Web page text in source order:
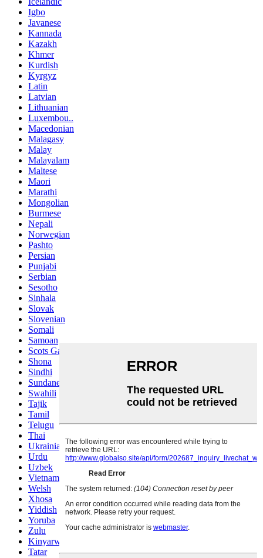
Igbo
Javanese
Kannada
Kazakh
Khmer
Kurdish
Kyrgyz
Latin
Latvian
Lithuanian
Luxembou..
Macedonian
Malagasy
Malay
Malayalam
Maltese
Maori
Marathi
Mongolian
Burmese
Nepali
Norwegian
Pashto
Persian
Punjabi
Serbian
Sesotho
Sinhala
Slovak
Slovenian
Somali
Samoan
Scots Gaelic
Shona
Sindhi
Sundanese
Swahili
Tajik
Tamil
Telugu
Thai
Ukrainian
Urdu
Uzbek
Vietnamese
Welsh
Xhosa
Yiddish
Yoruba
Zulu
Kinyarwanda
Tatar